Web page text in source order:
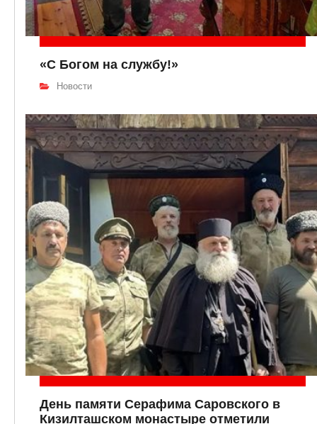
«С Богом на службу!»
Новости
День памяти Серафима Саровского в
Кизилташском монастыре отметили